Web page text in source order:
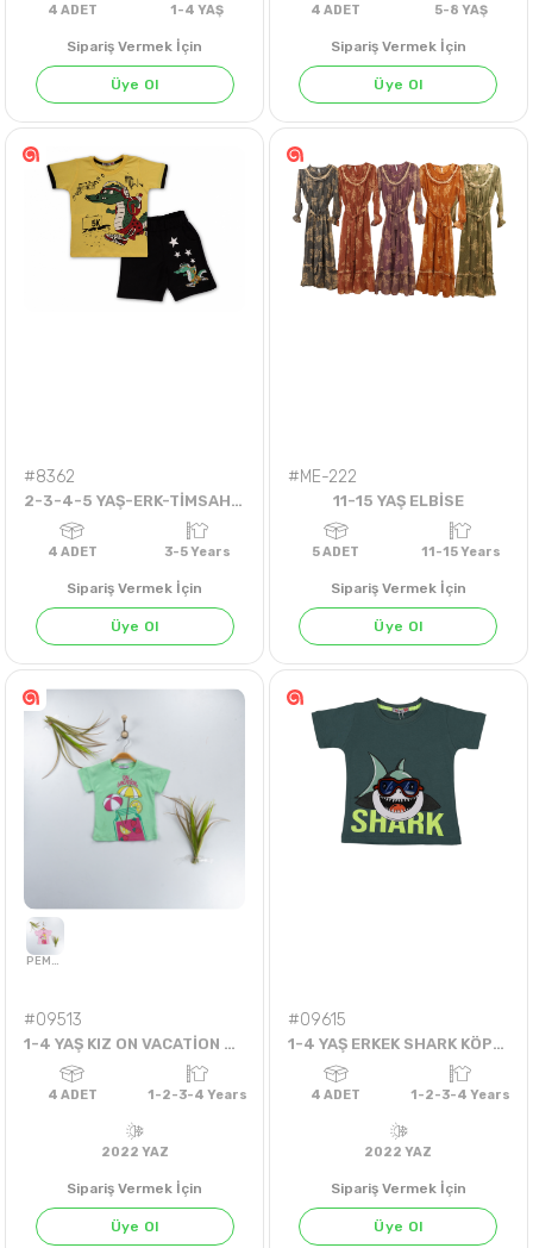
PEMBE EKRU SOMON
ADET 1-4 YAŞ
Sipariş Vermek İçin
Üye Ol
4ADET 5-8
Sipariş Vermek İçin
Üye Ol
#8362
2-3-4-5 YAŞ-ERK-TİMSAHLI-ŞORTLU TAKIM
3-5 Years
Sipariş Vermek İçin
Üye Ol
#ME-222
11-15 YAŞ ELBİSE
ADET
Sipariş Vermek İçin
Üye Ol
#09513
1-4 YAŞ KIZ ON VACATİON ŞEMSİYELİ BADİ
Sipariş Vermek İçin
Üye Ol
#09615
1-4 YAŞ ERKEK SHARK KÖPEK BALIKLI TİŞÖRT
Sipariş Vermek İçin
Üye Ol